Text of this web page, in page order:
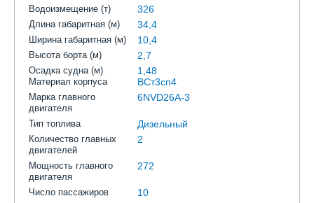
Водоизмещение (т) 326
Длина габаритная (м) 34,4
Ширина габаритная (м) 10,4
Высота борта (м) 2,7
Осадка судна (м) 1,48
Материал корпуса ВСт3сп4
Марка главного
двигателя
6NVD26A-3
Тип топлива Дизельный
Количество главных
двигателей
2
Мощность главного
двигателя
272
Число пассажиров 10